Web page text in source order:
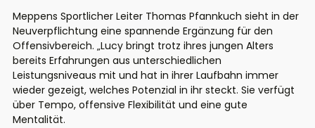
Meppens Sportlicher Leiter Thomas Pfannkuch sieht in der
Neuverpflichtung eine spannende Ergänzung für den
Offensivbereich. „Lucy bringt trotz ihres jungen Alters
bereits Erfahrungen aus unterschiedlichen
Leistungsniveaus mit und hat in ihrer Laufbahn immer
wieder gezeigt, welches Potenzial in ihr steckt. Sie verfügt
über Tempo, offensive Flexibilität und eine gute
Mentalität.